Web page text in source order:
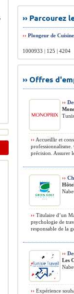
››
››Plongeur de Cuisine
1000933 | 125 | 4204
›› Offres
››
›› Accueillir et
professionnalisme.
précision. Assurer
››
›› Titulaire d’un
psychologie de
responsable de la
››
Les
›› Expérience